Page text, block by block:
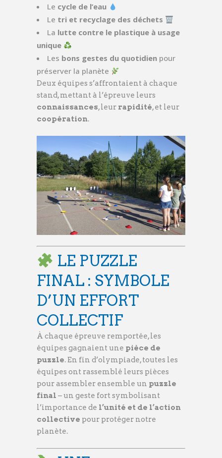
Le cycle de l’eau
Le tri et recyclage des déchets
La lutte contre le plastique à usage
unique
Les bons gestes du quotidien pour
préserver la planète
Deux équipes s’affrontaient à chaque
stand, mettant à l’épreuve leurs
connaissances, leur rapidité, et leur
coopération.
LE PUZZLE
FINAL : SYMBOLE
D’UN EFFORT
COLLECTIF
À chaque épreuve remportée, les
équipes gagnaient une pièce de
puzzle. En fin d’olympiade, toutes les
équipes ont rassemblé leurs pièces
pour assembler ensemble un puzzle
final – un geste fort symbolisant
l’importance de l’unité et de l’action
collective pour protéger notre
planète.